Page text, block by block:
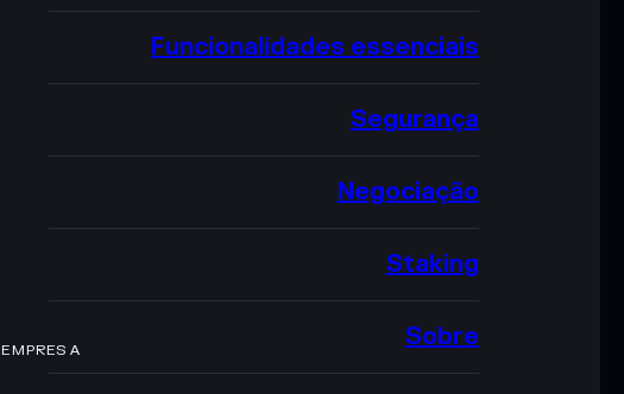
Funcionalidades essenciais
Segurança
Negociação
Staking
EMPRESA Sobre